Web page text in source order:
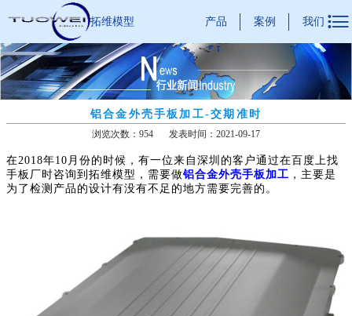
拓维模型 产品 案例 我们 
铝合金外壳手板加工-交期准时
浏览次数：954 发表时间：2021-09-17
在2018年10月份的时候，有一位来自深圳的客户通过在百度上找
手板厂时咨询到拓维模型，需要做铝合金外壳手板加工 ，主要是
为了检测产品的设计有没有不足的地方需要完善的。